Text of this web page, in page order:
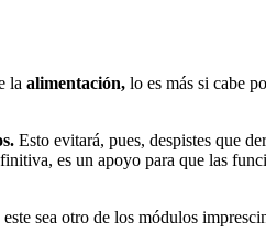
la alimentación, lo es más si cabe
Esto evitará, pues, despistes que
es un apoyo para que las
sea otro de los módulos